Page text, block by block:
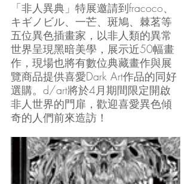
「非人異典」特展邀請到fracoco、
キギノビル、一芒、斑鳩、棘茗等
五位異色插畫家，以非人類的異常
世界呈現黑暗美學，展示近50幅畫
作，現場也將有數位典藏畫作與展
覽商品提供喜愛Dark Art作品的同好
選購。d/art將於4月期間限定開啟
非人世界的門扉，歡迎喜愛異色傾
奇的人們前來造訪！